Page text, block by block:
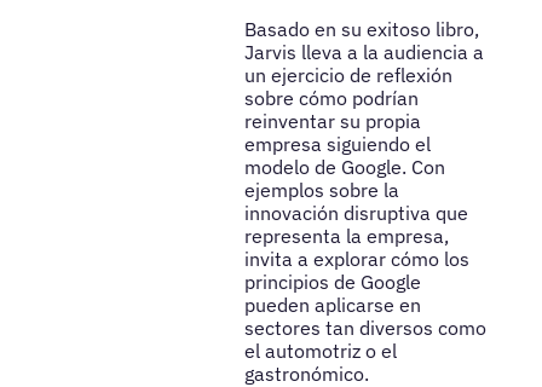
Basado en su exitoso libro,
Jarvis lleva a la audiencia a
un ejercicio de reflexión
sobre cómo podrían
reinventar su propia
empresa siguiendo el
modelo de Google. Con
ejemplos sobre la
innovación disruptiva que
representa la empresa,
invita a explorar cómo los
principios de Google
pueden aplicarse en
sectores tan diversos como
el automotriz o el
gastronómico.